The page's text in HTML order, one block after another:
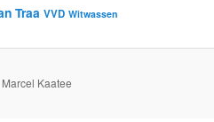
Traa VVD Witwassen
Kaatee